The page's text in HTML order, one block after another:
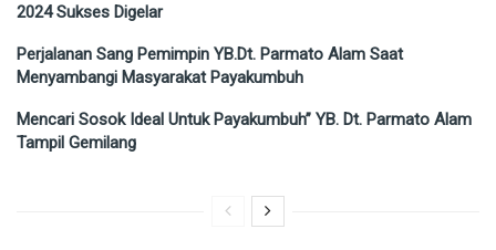
2024 Sukses Digelar
Perjalanan Sang Pemimpin YB.Dt. Parmato Alam Saat
Menyambangi Masyarakat Payakumbuh
Mencari Sosok Ideal Untuk Payakumbuh” YB. Dt. Parmato Alam
Tampil Gemilang